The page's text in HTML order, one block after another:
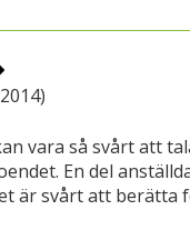
2014)
vara så svårt att
En del
är svårt att berätta